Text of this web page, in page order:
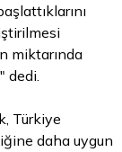
miktarında
dedi.
Türkiye
daha uygun